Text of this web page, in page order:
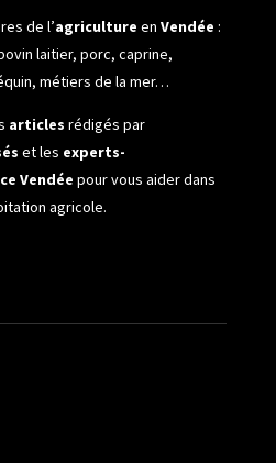
de l’agriculture en Vendée :
laitier, porc, caprine,
métiers de la mer…
articles rédigés par
et les experts-
Vendée pour vous aider dans
agricole.